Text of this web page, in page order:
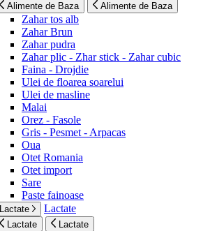
Alimente de Baza Alimente de Baza
Zahar tos alb
Zahar Brun
Zahar pudra
Zahar plic - Zhar stick - Zahar cubic
Faina - Drojdie
Ulei de floarea soarelui
Ulei de masline
Malai
Orez - Fasole
Gris - Pesmet - Arpacas
Oua
Otet Romania
Otet import
Sare
Paste fainoase
Lactate Lactate
Lactate Lactate